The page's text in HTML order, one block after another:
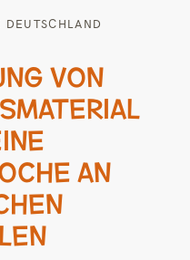
DEUTSCHLAND
VON
AN